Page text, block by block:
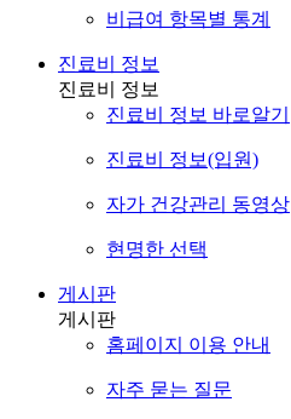
비급여 항목별 통계
진료비 정보
진료비 정보
진료비 정보 바로알기
진료비 정보(입원)
자가 건강관리 동영상
현명한 선택
게시판
게시판
홈페이지 이용 안내
자주 묻는 질문